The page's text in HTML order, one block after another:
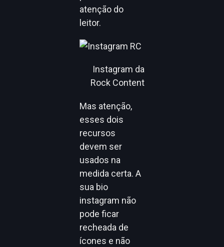
atenção do
leitor.
Instagram da
Rock Content
Mas atenção,
esses dois
recursos
devem ser
usados na
medida certa. A
sua bio
instagram não
pode ficar
recheada de
ícones e não